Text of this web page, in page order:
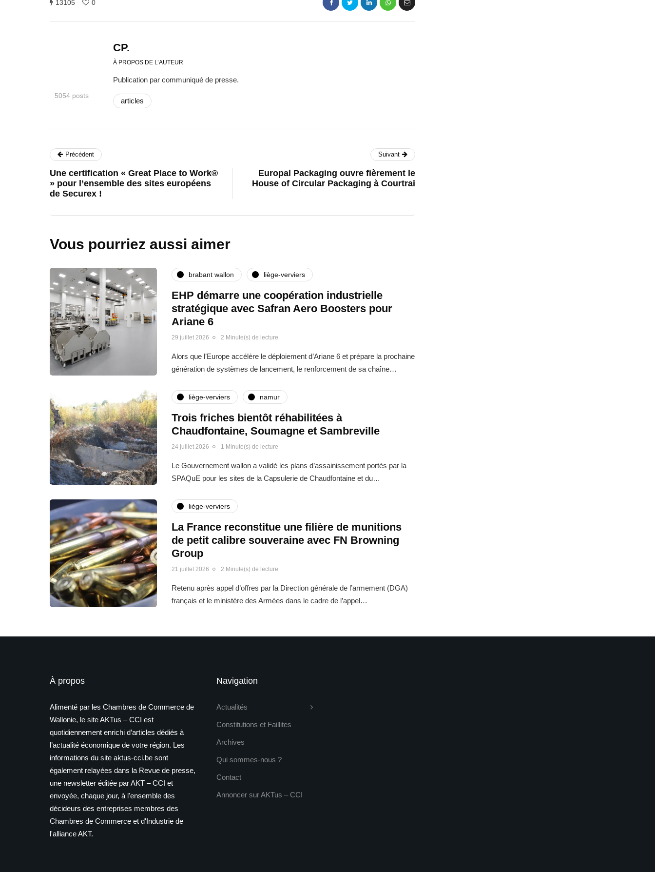
13105 0
5054 posts
CP.
À PROPOS DE L’AUTEUR
Publication par communiqué de presse.
articles
Précédent
Une certification « Great Place to Work®️
» pour l’ensemble des sites européens
de Securex !
Suivant
Europal Packaging ouvre fièrement le
House of Circular Packaging à Courtrai
Vous pourriez aussi aimer
brabant wallon liège-verviers
EHP démarre une coopération industrielle
stratégique avec Safran Aero Boosters pour
Ariane 6
29 juillet 2026 2 Minute(s) de lecture
Alors que l’Europe accélère le déploiement d’Ariane 6 et prépare la prochaine
génération de systèmes de lancement, le renforcement de sa chaîne…
liège-verviers namur
Trois friches bientôt réhabilitées à
Chaudfontaine, Soumagne et Sambreville
24 juillet 2026 1 Minute(s) de lecture
Le Gouvernement wallon a validé les plans d’assainissement portés par la
SPAQuE pour les sites de la Capsulerie de Chaudfontaine et du…
liège-verviers
La France reconstitue une filière de munitions
de petit calibre souveraine avec FN Browning
Group
21 juillet 2026 2 Minute(s) de lecture
Retenu après appel d’offres par la Direction générale de l’armement (DGA)
français et le ministère des Armées dans le cadre de l’appel…
À propos
Alimenté par les Chambres de Commerce de
Wallonie, le site AKTus – CCI est
quotidiennement enrichi d’articles dédiés à
l’actualité économique de votre région. Les
informations du site aktus-cci.be sont
également relayées dans la Revue de presse,
une newsletter éditée par AKT – CCI et
envoyée, chaque jour, à l'ensemble des
décideurs des entreprises membres des
Chambres de Commerce et d'Industrie de
l'alliance AKT.
Navigation
Actualités
Constitutions et Faillites
Archives
Qui sommes-nous ?
Contact
Annoncer sur AKTus – CCI